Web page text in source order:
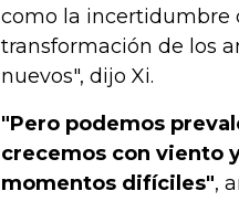
como la incertidumbre
transformación de los
nuevos", dijo Xi.
"Pero podemos
crecemos con viento
momentos difíciles",